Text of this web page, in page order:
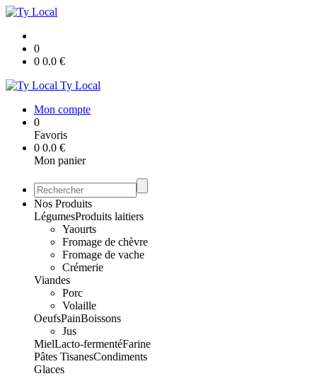
0
0 0.0 €
Ty Local
Mon compte
0
Favoris
0 0.0 €
Mon panier
Nos Produits
LégumesProduits laitiers
Yaourts
Fromage de chèvre
Fromage de vache
Crémerie
Viandes
Porc
Volaille
OeufsPainBoissons
Jus
MielLacto-fermentéFarine
Pâtes TisanesCondiments
Glaces